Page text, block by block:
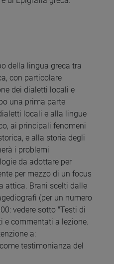
della lingua greca tra
con particolare
dei dialetti locali e
una prima parte
locali e alla lingue
ai principali fenomeni
e alla storia degli
i problemi
da adottare per
per mezzo di un focus
attica. Brani scelti dalle
(per un numero
vedere sotto "Testi di
e commentati a lezione.
a:
testimonianza del